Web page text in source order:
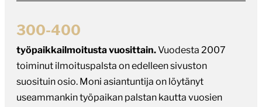
300-400
työpaikkailmoitusta vuosittain.Vuodesta 2007
toiminut ilmoituspalsta on edelleen sivuston
suosituin osio. Moni asiantuntija on löytänyt
useammankin työpaikan palstan kautta vuosien